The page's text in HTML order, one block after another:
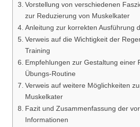
Vorstellung von verschiedenen
zur Reduzierung von Muskelkater
Anleitung zur korrekten Ausführung
Verweis auf die Wichtigkeit der
Training
Empfehlungen zur Gestaltung einer
Übungs-Routine
Verweis auf weitere Möglichkeiten
Muskelkater
Fazit und Zusammenfassung der
Informationen